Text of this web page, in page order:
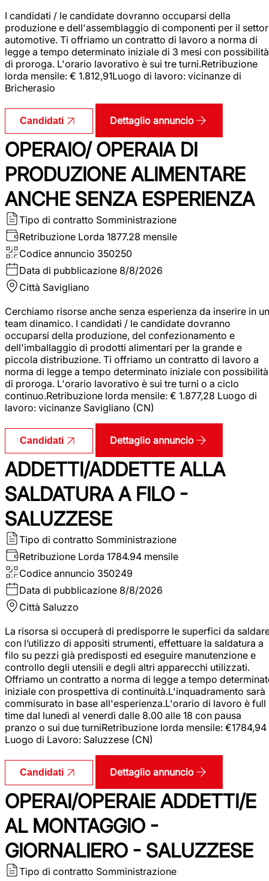
I candidati / le candidate dovranno occuparsi della
produzione e dell'assemblaggio di componenti per il
automotive. Ti offriamo un contratto di lavoro a norma di
legge a tempo determinato iniziale di 3 mesi con possibilità
di proroga. L'orario lavorativo è sui tre turni.Retribuzione
lorda mensile: € 1.812,91Luogo di lavoro: vicinanze di
Bricherasio
Candidati Dettaglio annuncio
OPERAIO/ OPERAIA DI
PRODUZIONE ALIMENTARE
ANCHE SENZA ESPERIENZA
Tipo di contratto Somministrazione
Retribuzione Lorda 1877.28 mensile
Codice annuncio 350250
Data di pubblicazione 8/8/2026
Città Savigliano
Cerchiamo risorse anche senza esperienza da inserire in un
team dinamico. I candidati / le candidate dovranno
occuparsi della produzione, del confezionamento e
dell'imballaggio di prodotti alimentari per la grande e
piccola distribuzione. Ti offriamo un contratto di lavoro a
norma di legge a tempo determinato iniziale con possibilità
di proroga. L'orario lavorativo è sui tre turni o a ciclo
continuo.Retribuzione lorda mensile: € 1.877,28 Luogo di
lavoro: vicinanze Savigliano (CN)
Candidati Dettaglio annuncio
ADDETTI/ADDETTE ALLA
SALDATURA A FILO -
SALUZZESE
Tipo di contratto Somministrazione
Retribuzione Lorda 1784.94 mensile
Codice annuncio 350249
Data di pubblicazione 8/8/2026
Città Saluzzo
La risorsa si occuperà di predisporre le superfici da
con l’utilizzo di appositi strumenti, effettuare la saldatura a
filo su pezzi già predisposti ed eseguire manutenzione e
controllo degli utensili e degli altri apparecchi utilizzati.
Offriamo un contratto a norma di legge a tempo
iniziale con prospettiva di continuità.L'inquadramento sarà
commisurato in base all'esperienza.L'orario di lavoro è full
time dal lunedì al venerdì dalle 8.00 alle 18 con pausa
pranzo o sui due turniRetribuzione lorda mensile: €1784,94
Luogo di Lavoro: Saluzzese (CN)
Candidati Dettaglio annuncio
OPERAI/OPERAIE ADDETTI/E
AL MONTAGGIO -
GIORNALIERO - SALUZZESE
Tipo di contratto Somministrazione